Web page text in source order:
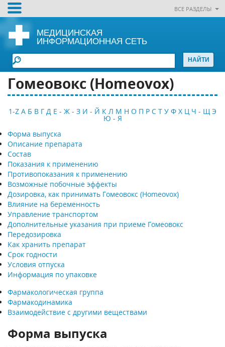
ВСЕ РАЗДЕЛЫ
МЕДИЦИНСКАЯ
ИНФОРМАЦИОННАЯ СЕТЬ
Гомеовокс (Homeovox)
1-Z А Б В Г Д Е - Ж - З И - Й К Л М Н О П Р С Т У Ф Х Ц Ч - Щ Э
Ю - Я
Форма выпуска
Описание препарата
Состав
Показания к применению
Противопоказания к применению
Возможные побочные эффекты
Дозировка, как принимать Гомеовокс (Homeovox)
Влияние на беременность
Управление транспортом
Дополнительные указания при приеме Гомеовокс
Передозировка
Как хранить препарат
Срок годности
Условия отпуска
Информация по упаковке
Фармакологическая группа
Фармакодинамика
Взаимодействие с другими веществами
Форма выпуска